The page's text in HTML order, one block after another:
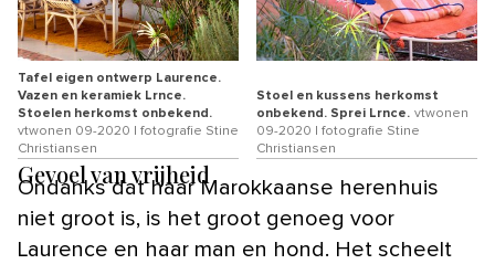
Tafel eigen ontwerp Laurence.
Vazen en keramiek Lrnce.
Stoelen herkomst onbekend.
vtwonen 09-2020 | fotografie Stine
Christiansen
Stoel en kussens herkomst
onbekend. Sprei Lrnce. vtwonen
09-2020 | fotografie Stine
Christiansen
Gevoel van vrijheid
Ondanks dat haar Marokkaanse herenhuis
niet groot is, is het groot genoeg voor
Laurence en haar man en hond. Het scheelt